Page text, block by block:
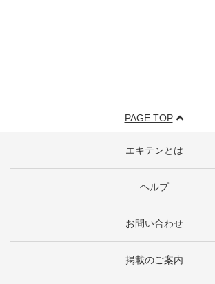
PAGE TOP
エキテンとは
ヘルプ
お問い合わせ
掲載のご案内